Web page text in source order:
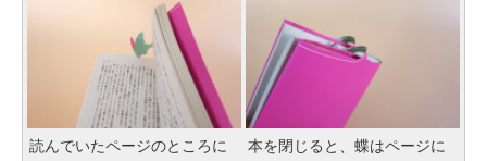
読んでいたページのところに
本を閉じると、蝶はページに